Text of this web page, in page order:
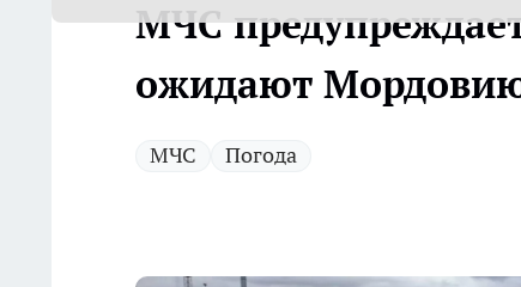
МЧС
ожидают
МЧС Погода